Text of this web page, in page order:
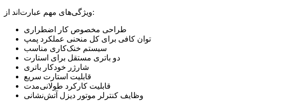
ویژگی‌های مهم عبارت‌اند از:
طراحی مخصوص کار اضطراری
توان کافی برای کل منحنی عملکرد پمپ
سیستم خنک‌کاری مناسب
دو باتری مستقل برای استارت
شارژر خودکار باتری
قابلیت استارت سریع
قابلیت کارکرد طولانی‌مدت
وظایف کنترلر موتور دیزل آتش‌نشانی